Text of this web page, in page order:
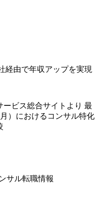
フェーズに関わることが
経験者の場合は、自らチ
の顧客基盤、エンジニ
高い事業立ち上げが経験
(19:20開場) 2026年8
、ファーム経験者の方を
ださい。 当日はXspear
経由で年収アップを実現
ビス総合サイトより 最
）におけるコンサル特化
サル転職情報